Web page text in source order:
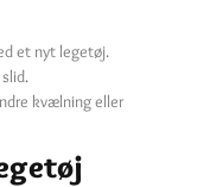
et nyt legetøj.
kvælning eller